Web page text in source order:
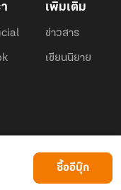
ซื้ออีบุ๊ก
เพิ่มเติม
ข่าวสาร
เขียนนิยาย
Privacy Policy
งขึ้น
ยอมรับ